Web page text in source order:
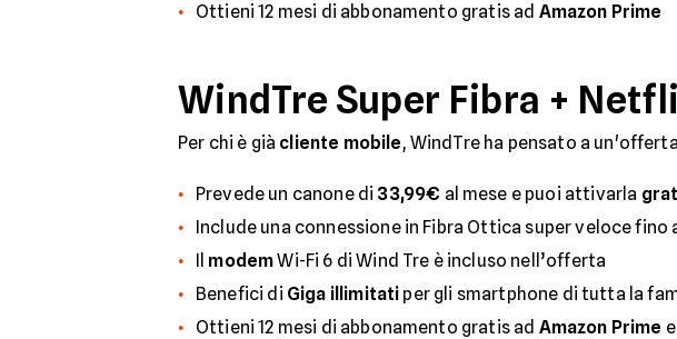
Ottieni 12 mesi di abbonamento gratis ad Amazon Prime
WindTre Super Fibra +
Per chi è già cliente mobile, WindTre ha pensato a
Prevede un canone di 33,99€ al mese e puoi attivarla
Include una connessione in Fibra Ottica super veloce fino
Il modemWi-Fi 6 di Wind Tre è incluso nell’offerta
Benefici di Giga illimitati per gli smartphone di tutta la
Ottieni 12 mesi di abbonamento gratis ad Amazon Prime e